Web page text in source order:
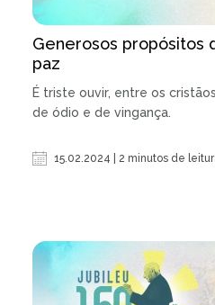
Generosos propósitos
paz
É triste ouvir, entre os
de ódio e de vingança.
15.02.2024 | 2 minutos de